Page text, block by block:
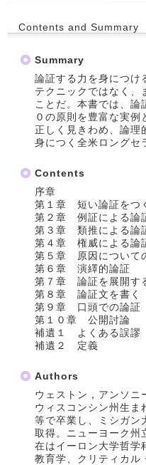
Contents and Summary
Summary
論証する力を身につけ
テクニックではなく、
ことだ。本書では、論
０の原則を豊富な実例
正しく見きわめ、論理
身につく全米ロングセ
Contents
序章
第１章 短い論証をつ
第２章 例証による論
第３章 類推による論
第４章 権威による論
第５章 原因について
第６章 演繹的論証
第７章 論証を展開す
第８章 論証文を書く
第９章 口頭での論証
第１０章 公開討論
補遺１ よくある誤謬
補遺２ 定義
Authors
ウェストン，アンソニ
ウィスコンシン州生ま
等で卒業し、ミシガン
取得。ニューヨーク州
在はイーロン大学哲学
教育学、クリティカル